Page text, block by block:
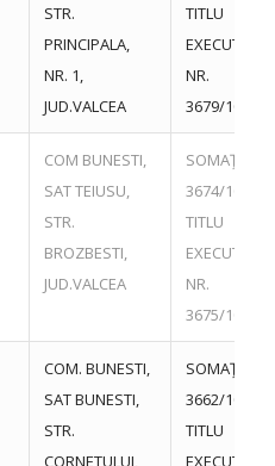
STR.
PRINCIPALA,
NR. 1,
JUD.VALCEA
TITLU
EXECUTORIU
NR.
3679/
COM BUNESTI,
SAT TEIUSU,
STR.
BROZBESTI,
JUD.VALCEA
SOMAŢIE
3674/
TITLU
EXECUTORIU
NR.
3675/
COM. BUNESTI,
SAT BUNESTI,
STR.
CORNETULUI,
SOMAŢIE
3662/
TITLU
EXECUTORIU